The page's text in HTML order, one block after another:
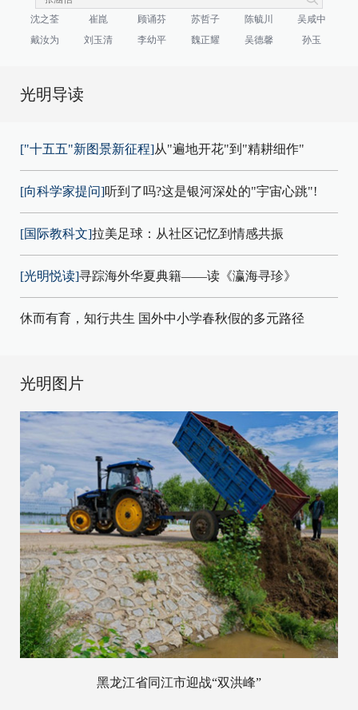
沈之荃 崔崑 顾诵芬 苏哲子 陈毓川
吴咸中
戴汝为
刘玉清 李幼平 魏正耀 吴德馨 孙玉
光明导读
["十五五"新图景新征程]从"遍地开花"到"精耕细作"
[向科学家提问]听到了吗?这是银河深处的"宇宙心跳"!
[国际教科文]拉美足球：从社区记忆到情感共振
[光明悦读]寻踪海外华夏典籍——读《瀛海寻珍》
休而有育，知行共生 国外中小学春秋假的多元路径
光明图片
黑龙江省同江市迎战“双洪峰”